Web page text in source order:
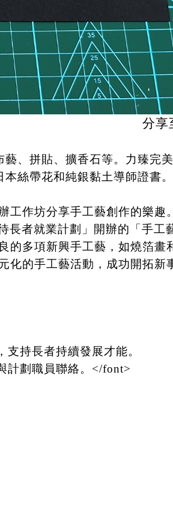
分享
、拼貼、擴香石等。力臻完美
絲帶花和純銀黏土導師證書。
工作坊分享手工藝創作的樂趣
長者就業計劃」開辦的「手工
的多項新興手工藝，如燒箔畫
化的手工藝活動，成功開拓新
持長者持續發展才能。
計劃職員聯絡。</font>